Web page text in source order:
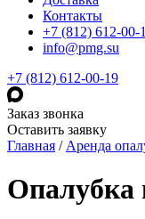
Контакты
+7 (812) 612-00-
info@pmg.su
+7 (812) 612-00-19
Заказ звонка
Оставить заявку
Главная / Аренда
Опалубка